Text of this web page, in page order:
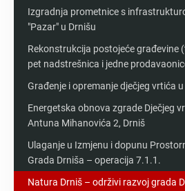
Izgradnja prometnice s
"Pazar" u Drnišu
Rekonstrukcija postojeće građevine
pet nadstrešnica i jedne
Građenje i opremanje dječjeg vrtića
Energetska obnova zgrade Dječjeg
Antuna Mihanovića 2, Drniš
Ulaganje u Izmjenu i dopunu
Grada Drniša – operacija 7.1.1.
Natura Drniš – održivi razvoj grada